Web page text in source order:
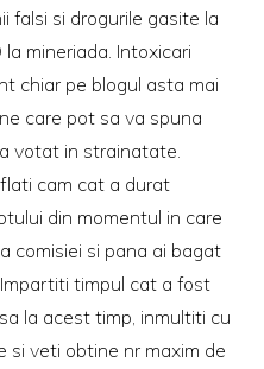
falsi si drogurile gasite la
la mineriada. Intoxicari
chiar pe blogul asta mai
care pot sa va spuna
votat in strainatate.
cam cat a durat
din momentul in care
comisiei si pana ai bagat
timpul cat a fost
la acest timp, inmultiti cu
si veti obtine nr maxim de